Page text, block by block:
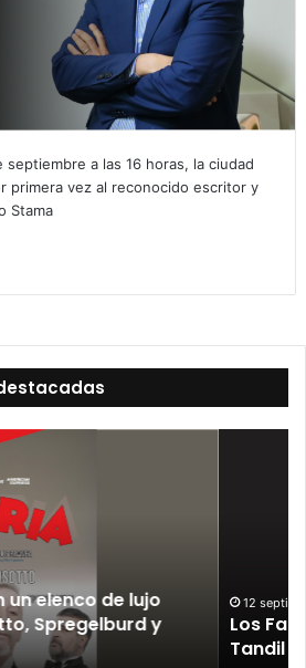
septiembre a las 16 horas, la ciudad
primera vez al reconocido escritor y
Stama
anunciaron su show en
la venta las entradas